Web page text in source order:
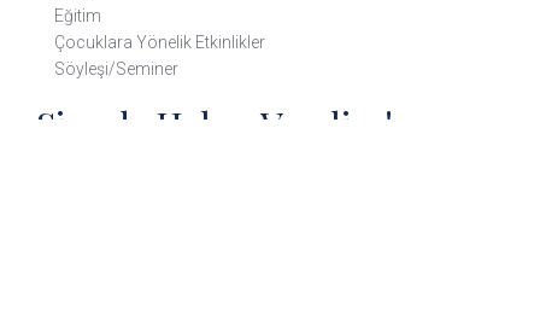
Eğitim
Çocuklara Yönelik Etkinlikler
Söyleşi/Seminer
Size de Haber Verelim!